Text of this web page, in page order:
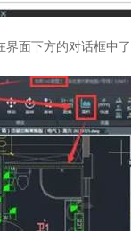
面下方的对话框中